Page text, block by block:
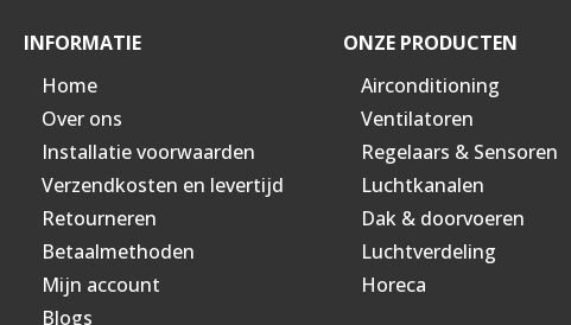
INFORMATIE
Home
Over ons
Installatie voorwaarden
Verzendkosten en levertijd
Retourneren
Betaalmethoden
Mijn account
Blogs
ONZE PRODUCTEN
Airconditioning
Ventilatoren
Regelaars & Sensoren
Luchtkanalen
Dak & doorvoeren
Luchtverdeling
Horeca